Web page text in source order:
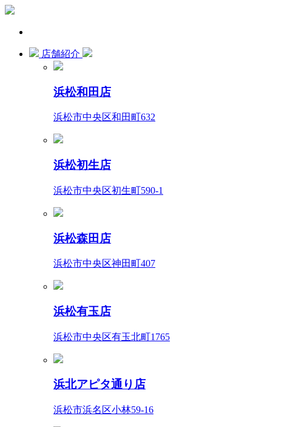
店舗紹介
浜松和田店
浜松市中央区和田町632
浜松初生店
浜松市中央区初生町590-1
浜松森田店
浜松市中央区神田町407
浜松有玉店
浜松市中央区有玉北町1765
浜北アピタ通り店
浜松市浜名区小林59-16